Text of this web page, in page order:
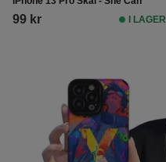
99 kr I LAGER